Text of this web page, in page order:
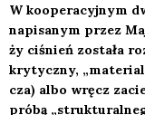
W koope­ra­cyj­nym
napi­sa­nym przez
ży ciśnień zosta­ła
kry­tycz­ny,
cza) albo wręcz
pró­bą